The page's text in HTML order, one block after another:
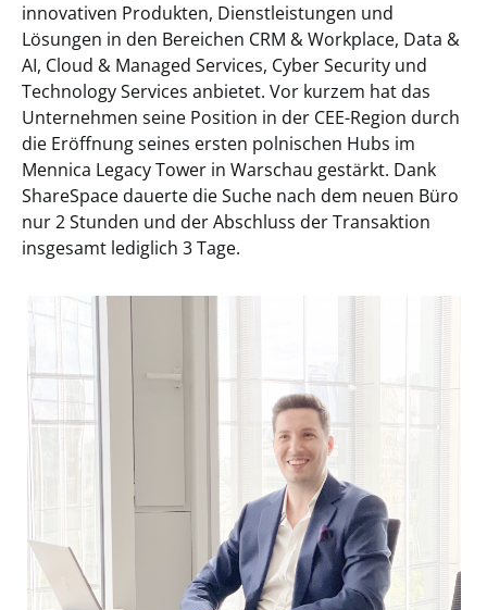
innovativen Produkten, Dienstleistungen und
Lösungen in den Bereichen CRM & Workplace, Data &
AI, Cloud & Managed Services, Cyber Security und
Technology Services anbietet. Vor kurzem hat das
Unternehmen seine Position in der CEE-Region durch
die Eröffnung seines ersten polnischen Hubs im
Mennica Legacy Tower in Warschau gestärkt. Dank
ShareSpace dauerte die Suche nach dem neuen Büro
nur 2 Stunden und der Abschluss der Transaktion
insgesamt lediglich 3 Tage.